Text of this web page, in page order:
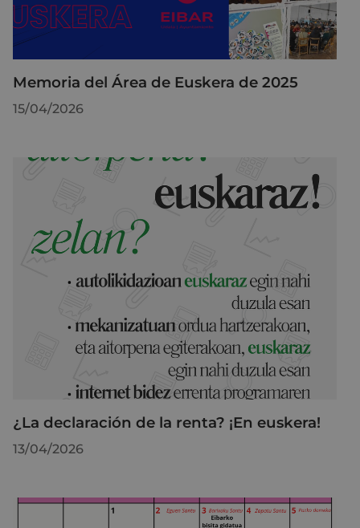
Memoria del Área de Euskera de 2025
15/04/2026
¿La declaración de la renta? ¡En euskera!
13/04/2026